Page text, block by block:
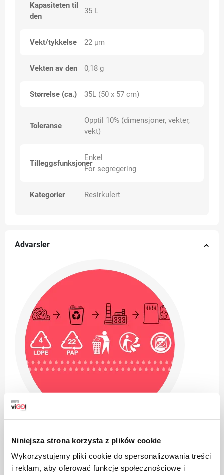
Niniejsza strona korzysta z plików cookie
Wykorzystujemy pliki cookie do spersonalizowania treści
i reklam, aby oferować funkcje społecznościowe i
Kapasiteten til
den
35 L
Vekt/tykkelse 22 μm
Vekten av den 0,18 g
Størrelse (ca.) 35L (50 x 57 cm)
Toleranse
Opptil 10% (dimensjoner, vekter,
vekt)
Tilleggsfunksjoner
Enkel
For segregering
Kategorier Resirkulert
Advarsler